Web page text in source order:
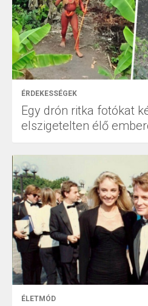
ÉRDEKESSÉGEK
Egy drón ritka fotókat
elszigetelten élő
ÉLETMÓD